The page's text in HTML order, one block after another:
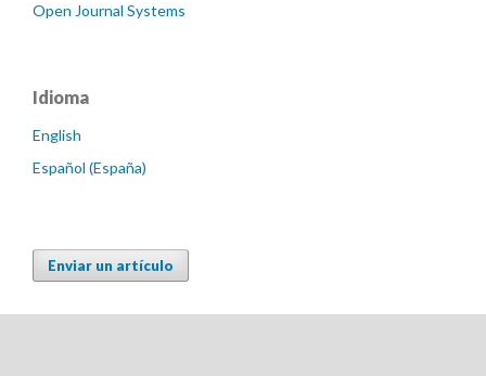
Open Journal Systems
Idioma
English
Español (España)
Enviar un artículo